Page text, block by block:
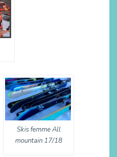
Skis femme All
mountain 17/18